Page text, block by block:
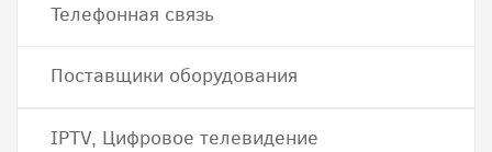
Телефонная связь
Поставщики оборудования
IPTV, Цифровое телевидение